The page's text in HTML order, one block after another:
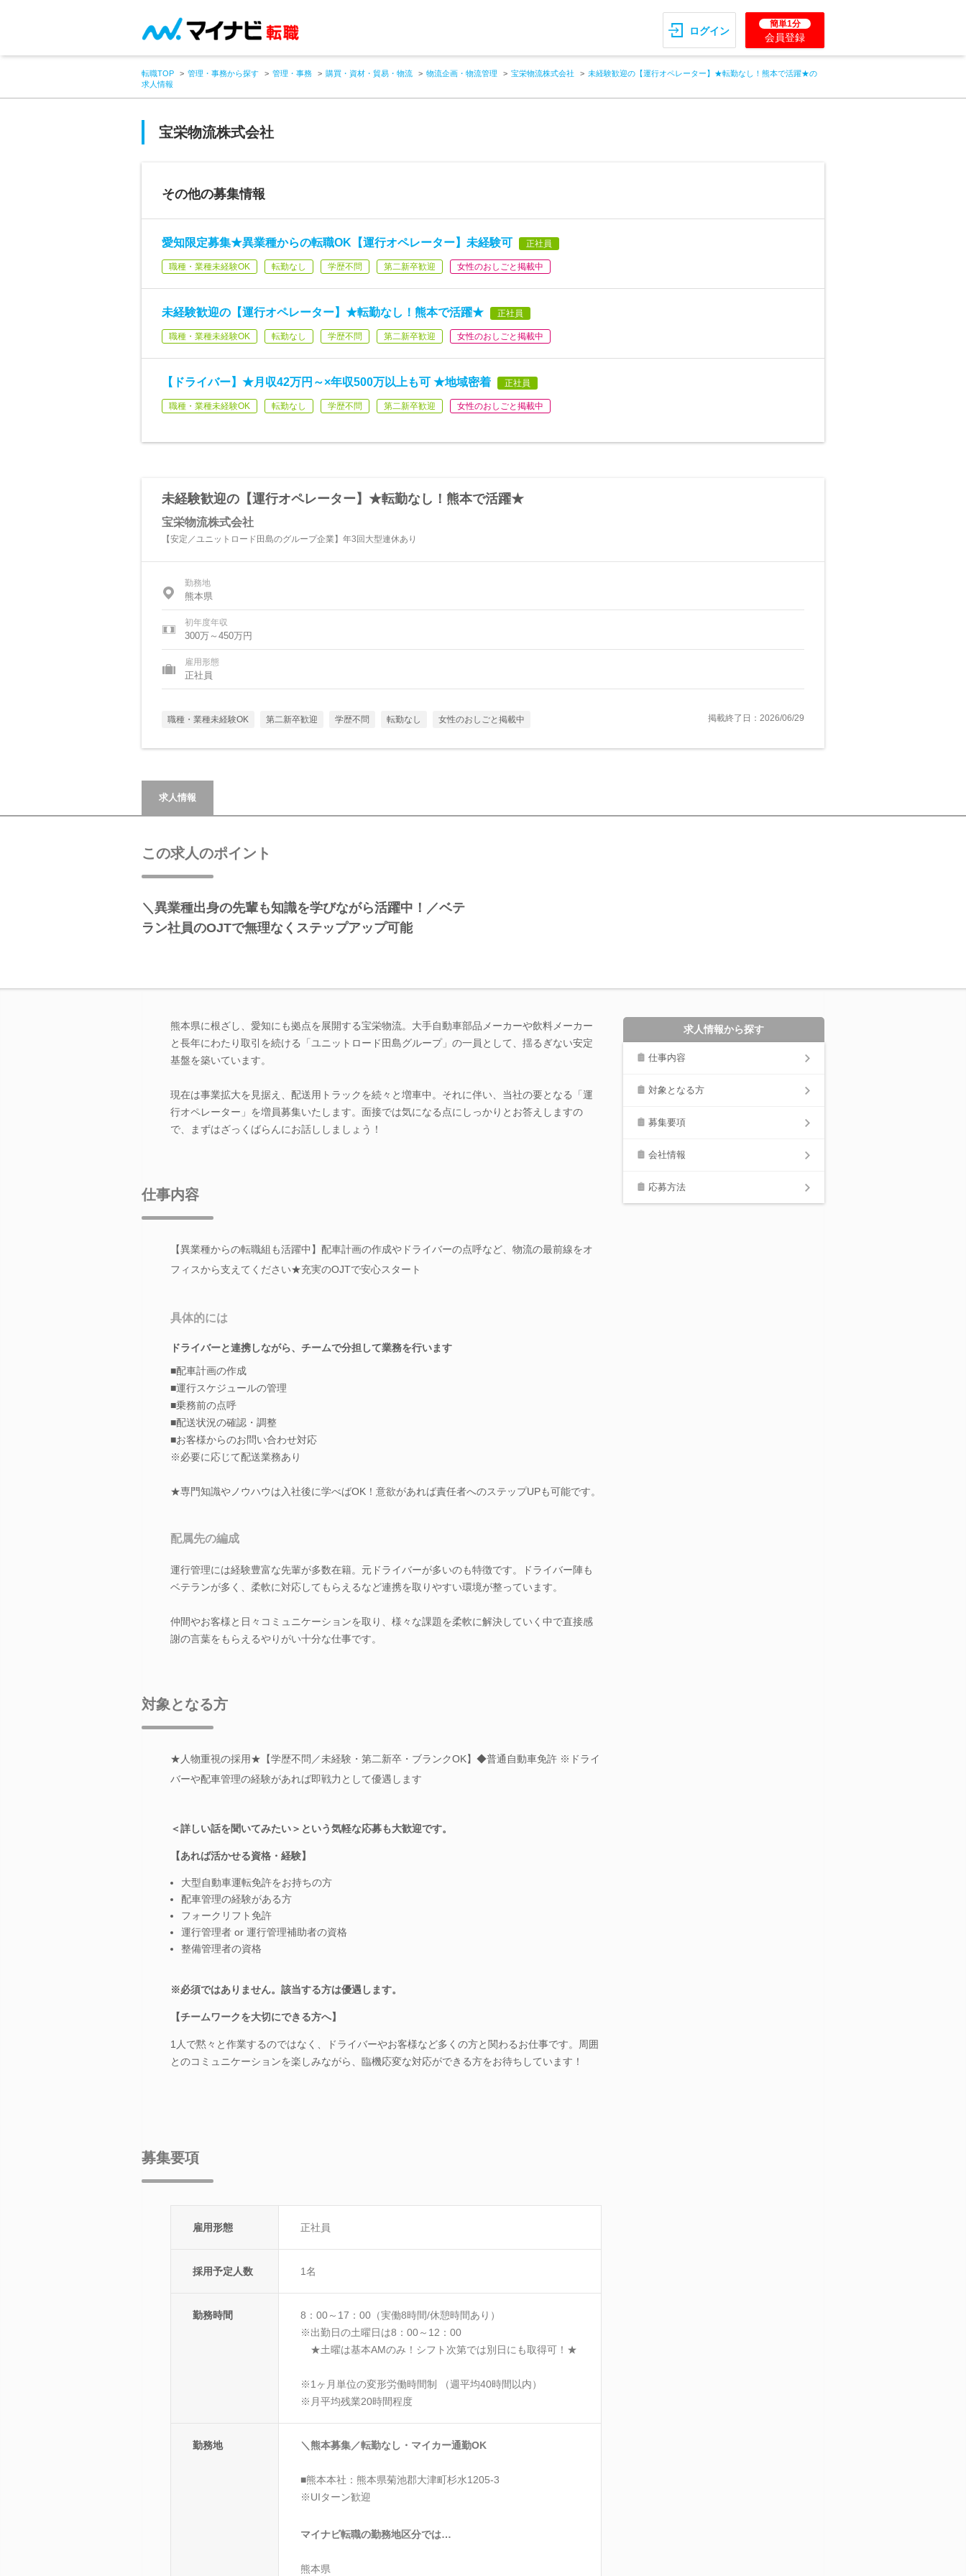
ログイン
簡単1分
会員登録
転職TOP 管理・事務から探す 管理・事務 購買・資材・貿易・物流 物流企画・物流管理 宝栄物流株式会社
未経験歓迎の【運行オペレーター】★転勤なし！熊本で活躍★の
求人情報
宝栄物流株式会社
その他の募集情報
愛知限定募集★異業種からの転職OK【運行オペレーター】未経験可 正社員
職種・業種未経験OK 転勤なし 学歴不問 第二新卒歓迎 女性のおしごと掲載中
未経験歓迎の【運行オペレーター】★転勤なし！熊本で活躍★ 正社員
職種・業種未経験OK 転勤なし 学歴不問 第二新卒歓迎 女性のおしごと掲載中
【ドライバー】★月収42万円～×年収500万以上も可 ★地域密着 正社員
職種・業種未経験OK 転勤なし 学歴不問 第二新卒歓迎 女性のおしごと掲載中
未経験歓迎の【運行オペレーター】★転勤なし！熊本で活躍★
宝栄物流株式会社
【安定／ユニットロード田島のグループ企業】年3回大型連休あり
勤務地
熊本県
初年度年収
300万～450万円
雇用形態
正社員
職種・業種未経験OK 第二新卒歓迎 学歴不問 転勤なし 女性のおしごと掲載中 掲載終了日：2026/06/29
求人情報
この求人のポイント
＼異業種出身の先輩も知識を学びながら活躍中！／ベテ
ラン社員のOJTで無理なくステップアップ可能
熊本県に根ざし、愛知にも拠点を展開する宝栄物流。大手自動車部品メーカーや飲料メーカー
と長年にわたり取引を続ける「ユニットロード田島グループ」の一員として、揺るぎない安定
基盤を築いています。
現在は事業拡大を見据え、配送用トラックを続々と増車中。それに伴い、当社の要となる「運
行オペレーター」を増員募集いたします。面接では気になる点にしっかりとお答えしますの
で、まずはざっくばらんにお話ししましょう！
仕事内容
【異業種からの転職組も活躍中】配車計画の作成やドライバーの点呼など、物流の最前線をオ
フィスから支えてください★充実のOJTで安心スタート
具体的には
ドライバーと連携しながら、チームで分担して業務を行います
■配車計画の作成
■運行スケジュールの管理
■乗務前の点呼
■配送状況の確認・調整
■お客様からのお問い合わせ対応
※必要に応じて配送業務あり
★専門知識やノウハウは入社後に学べばOK！意欲があれば責任者へのステップUPも可能です。
配属先の編成
運行管理には経験豊富な先輩が多数在籍。元ドライバーが多いのも特徴です。ドライバー陣も
ベテランが多く、柔軟に対応してもらえるなど連携を取りやすい環境が整っています。
仲間やお客様と日々コミュニケーションを取り、様々な課題を柔軟に解決していく中で直接感
謝の言葉をもらえるやりがい十分な仕事です。
対象となる方
★人物重視の採用★【学歴不問／未経験・第二新卒・ブランクOK】◆普通自動車免許 ※ドライ
バーや配車管理の経験があれば即戦力として優遇します
＜詳しい話を聞いてみたい＞という気軽な応募も大歓迎です。
【あれば活かせる資格・経験】
大型自動車運転免許をお持ちの方
配車管理の経験がある方
フォークリフト免許
運行管理者 or 運行管理補助者の資格
整備管理者の資格
※必須ではありません。該当する方は優遇します。
【チームワークを大切にできる方へ】
1人で黙々と作業するのではなく、ドライバーやお客様など多くの方と関わるお仕事です。周囲
とのコミュニケーションを楽しみながら、臨機応変な対応ができる方をお待ちしています！
募集要項
雇用形態 正社員
採用予定人数 1名
勤務時間
8：00～17：00（実働8時間/休憩時間あり）
※出勤日の土曜日は8：00～12：00
★土曜は基本AMのみ！シフト次第では別日にも取得可！★
※1ヶ月単位の変形労働時間制 （週平均40時間以内）
※月平均残業20時間程度
勤務地 ＼熊本募集／転勤なし・マイカー通勤OK
■熊本本社：熊本県菊池郡大津町杉水1205-3
※UIターン歓迎
マイナビ転職の勤務地区分では…
熊本県
求人情報から探す
仕事内容
対象となる方
募集要項
会社情報
応募方法